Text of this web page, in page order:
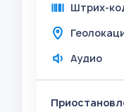
Штрих-
Аудио